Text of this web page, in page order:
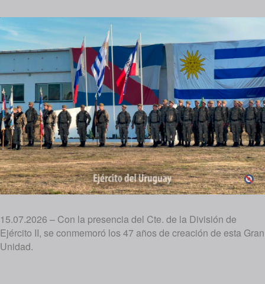
15.07.2026 – Con la presencia del Cte. de la División de
Ejército II, se conmemoró los 47 años de creación de esta Gran
Unidad.